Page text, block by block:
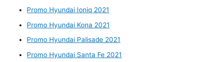
Promo Hyundai Ioniq 2021
Promo Hyundai Kona 2021
Promo Hyundai Palisade 2021
Promo Hyundai Santa Fe 2021